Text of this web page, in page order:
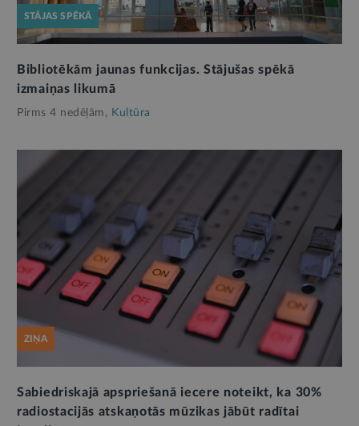
STĀJAS SPĒKĀ
Bibliotēkām jaunas funkcijas. Stājušas spēkā
izmaiņas likumā
Pirms 4 nedēļām, Kultūra
ZIŅA
Sabiedriskajā apspriešanā iecere noteikt, ka 30%
radiostacijās atskaņotās mūzikas jābūt radītai